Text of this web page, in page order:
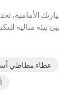
الأمامية،
بيئة مثالية
غطاء مطاطي